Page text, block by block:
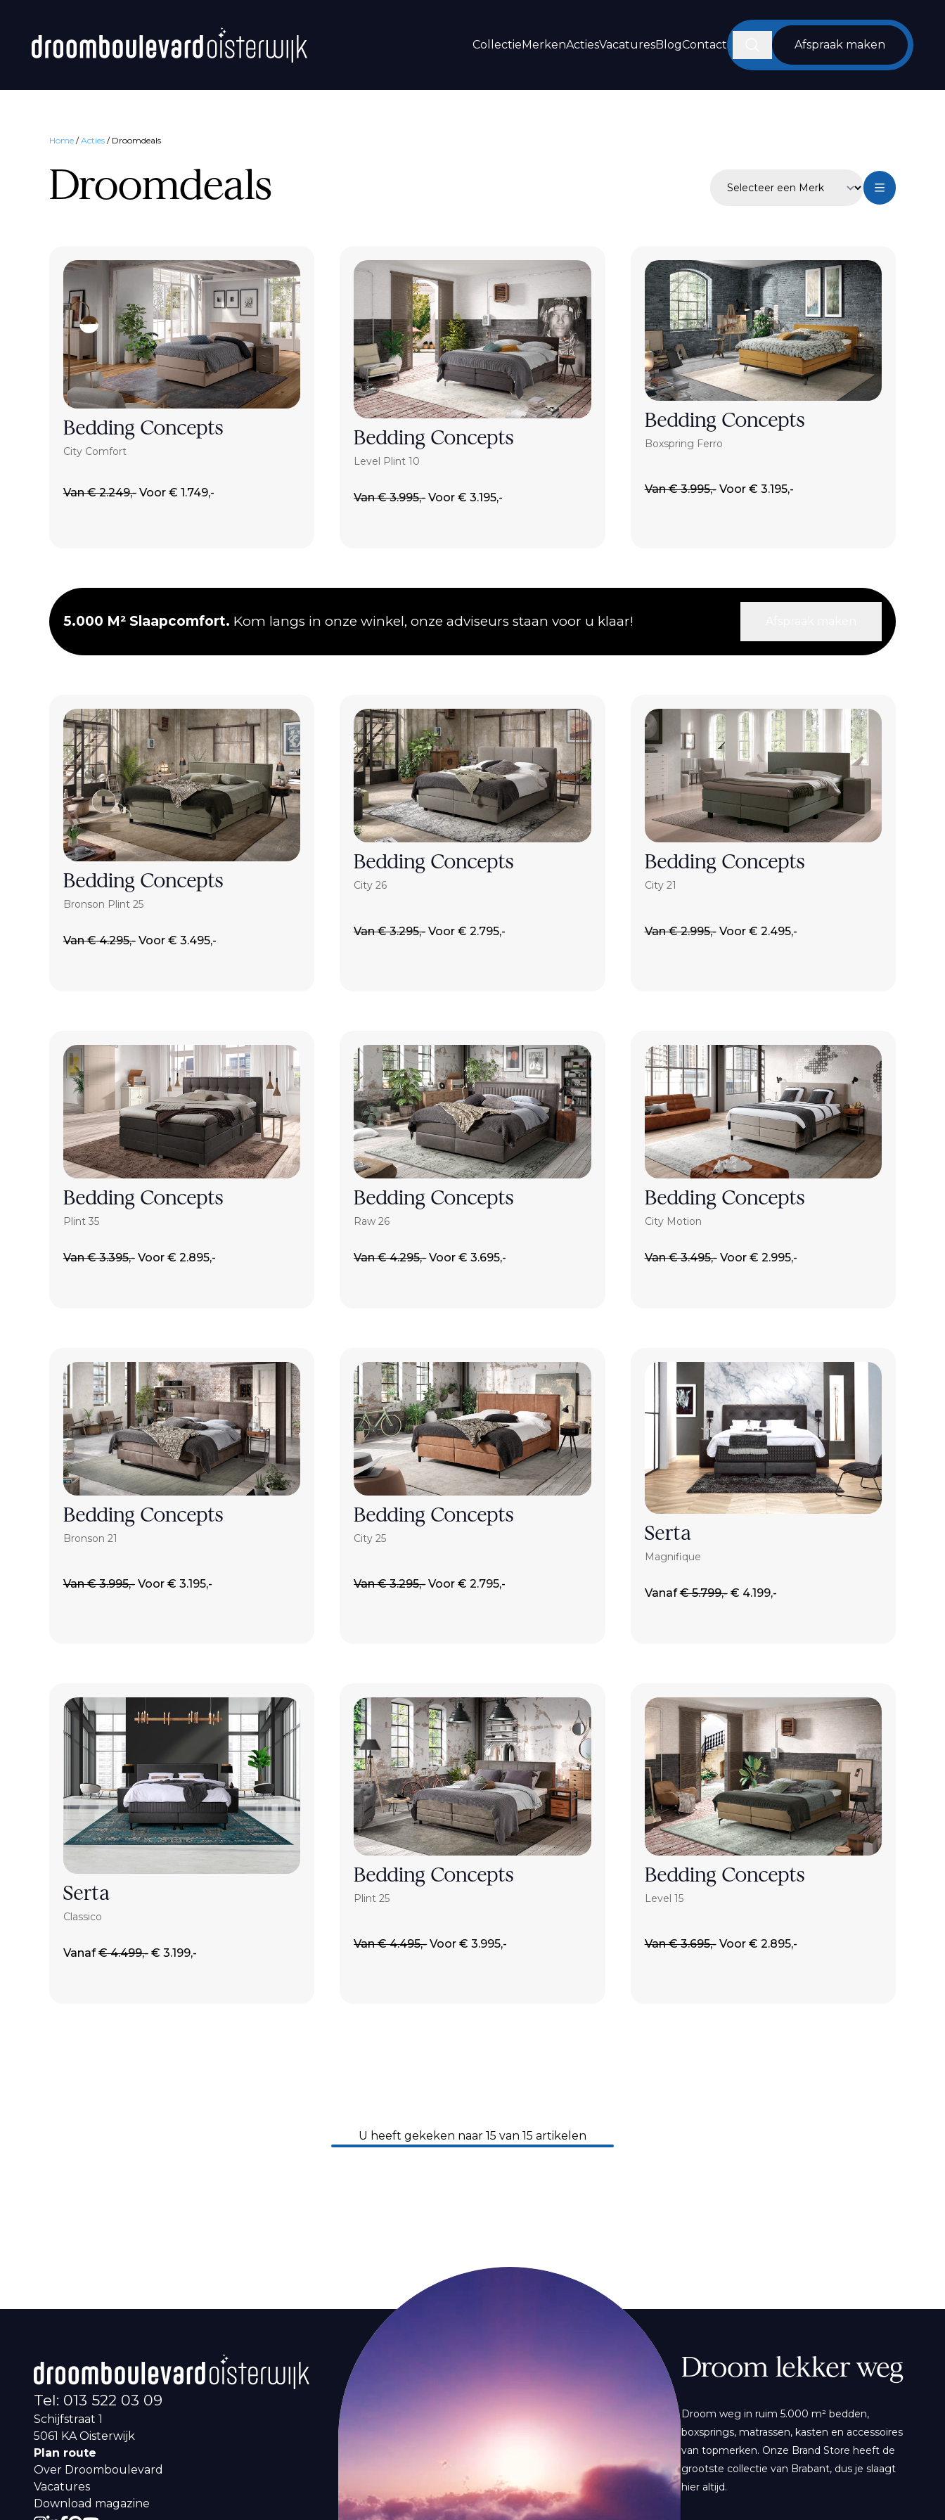
CollectieMerkenActiesVacaturesBlogContact ZoekenAfspraak maken
Home /Acties / Droomdeals
Droomdeals
Bedding Concepts
City Comfort
Van € 2.249,- Voor € 1.749,-
Bedding Concepts
Level Plint 10
Van € 3.995,-Voor € 3.195,-
Bedding Concepts
Boxspring Ferro
Van € 3.995,-Voor € 3.195,-
5.000 M² Slaapcomfort. Kom langs in onze winkel, onze adviseurs staan voor u klaar!
Bedding Concepts
Bronson Plint 25
Van € 4.295,- Voor € 3.495,-
Bedding Concepts
City 26
Van € 3.295,-Voor € 2.795,-
Bedding Concepts
City 21
Van € 2.995,-Voor € 2.495,-
Bedding Concepts
Plint 35
Van € 3.395,- Voor € 2.895,-
Bedding Concepts
Raw 26
Van € 4.295,-Voor € 3.695,-
Bedding Concepts
City Motion
Van € 3.495,-Voor € 2.995,-
Bedding Concepts
Bronson 21
Van € 3.995,- Voor € 3.195,-
Bedding Concepts
City 25
Van € 3.295,-Voor € 2.795,-
Serta
Magnifique
Vanaf€ 5.799,-€ 4.199,-
Serta
Classico
Vanaf€ 4.499,- € 3.199,-
Bedding Concepts
Plint 25
Van € 4.495,-Voor € 3.995,-
Bedding Concepts
Level 15
Van € 3.695,-Voor € 2.895,-
U heeft gekeken naar 15 van 15 artikelen
Tel: 013 522 03 09
Schijfstraat 1
5061 KA Oisterwijk
Plan route
Over Droomboulevard
Vacatures
Download magazine
Droom lekker weg
Droom weg in ruim 5.000 m² bedden,
boxsprings, matrassen, kasten en accessoires
van topmerken. Onze Brand Store heeft de
grootste collectie van Brabant, dus je slaagt
hier altijd.